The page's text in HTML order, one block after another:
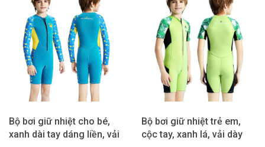
Bộ bơi giữ nhiệt cho bé,
xanh dài tay dáng liền, vải
Bộ bơi giữ nhiệt trẻ em,
cộc tay, xanh lá, vải dày